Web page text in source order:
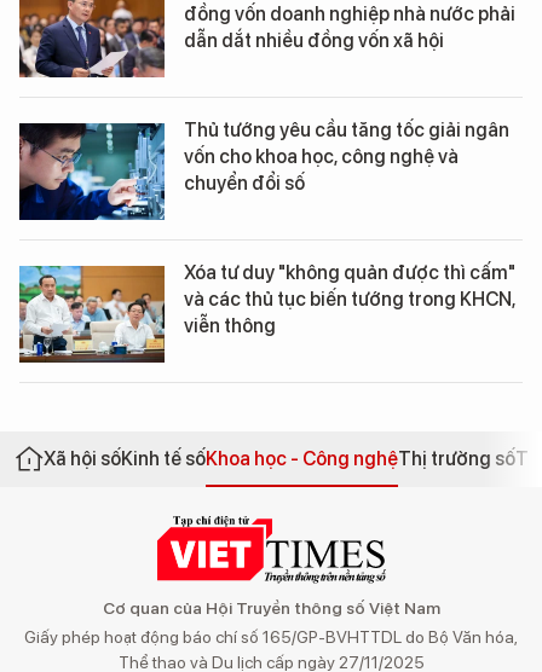
đồng vốn doanh nghiệp nhà nước phải
dẫn dắt nhiều đồng vốn xã hội
Thủ tướng yêu cầu tăng tốc giải ngân
vốn cho khoa học, công nghệ và
chuyển đổi số
Xóa tư duy "không quản được thì cấm"
và các thủ tục biến tướng trong KHCN,
viễn thông
Xã hội sốKinh tế sốKhoa học - Công nghệThị trường số
Cơ quan của Hội Truyền thông số Việt Nam
Giấy phép hoạt động báo chí số 165/GP-BVHTTDL do Bộ Văn hóa,
Thể thao và Du lịch cấp ngày 27/11/2025